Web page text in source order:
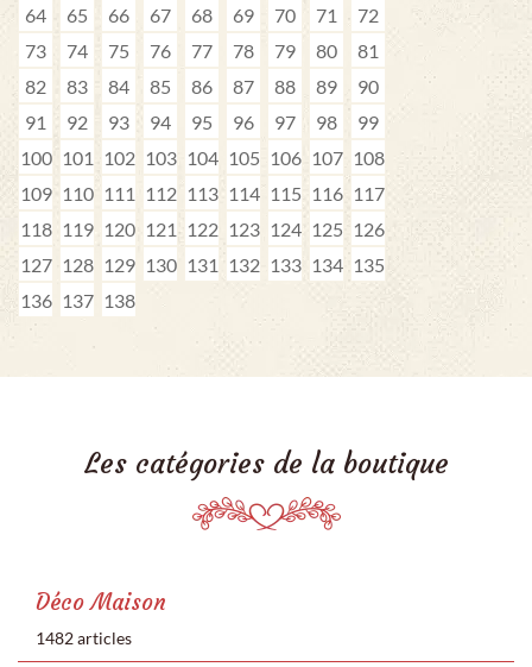
64
65 66 67 68 69 70 71
72
73
74 75 76 77 78 79 80
81
82
83 84 85 86 87 88 89
90
91
92 93 94 95 96 97 98
99
100 101 102 103 104 105 106 107 108
109 110 111 112 113 114 115 116 117
118 119 120 121 122 123 124 125 126
127 128 129 130 131 132 133 134 135
136 137 138
Les catégories de la boutique
Déco Maison
1482 articles